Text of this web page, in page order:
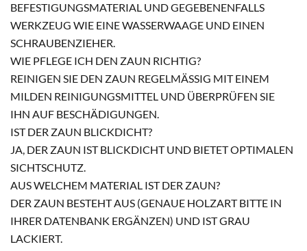
BEFESTIGUNGSMATERIAL UND GEGEBENENFALLS
WERKZEUG WIE EINE WASSERWAAGE UND EINEN
SCHRAUBENZIEHER.
WIE PFLEGE ICH DEN ZAUN RICHTIG?
REINIGEN SIE DEN ZAUN REGELMÄSSIG MIT EINEM M
ILDEN REINIGUNGSMITTEL UND ÜBERPRÜFEN SIE I
HN AUF BESCHÄDIGUNGEN.
IST DER ZAUN BLICKDICHT?
JA, DER ZAUN IST BLICKDICHT UND BIETET OPTIMALEN
SICHTSCHUTZ.
AUS WELCHEM MATERIAL IST DER ZAUN?
DER ZAUN BESTEHT AUS (GENAUE HOLZART BITTE IN
IHRER DATENBANK ERGÄNZEN) UND IST GRAU
LACKIERT.